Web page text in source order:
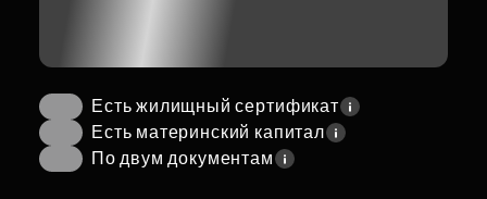
Есть жилищный сертификат
Есть материнский капитал
По двум документам